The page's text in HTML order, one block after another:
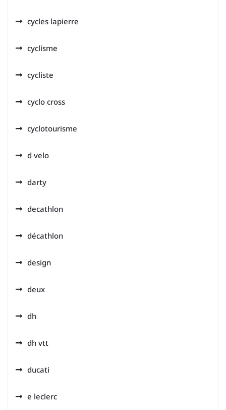
cycles lapierre
cyclisme
cycliste
cyclo cross
cyclotourisme
d velo
darty
decathlon
décathlon
design
deux
dh
dh vtt
ducati
e leclerc